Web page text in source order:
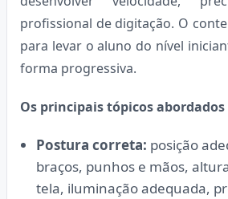
profissional de digitação. O
para levar o aluno do nível
forma progressiva.
Os principais tópicos
Postura correta: posição
braços, punhos e mãos,
tela, iluminação adequada,